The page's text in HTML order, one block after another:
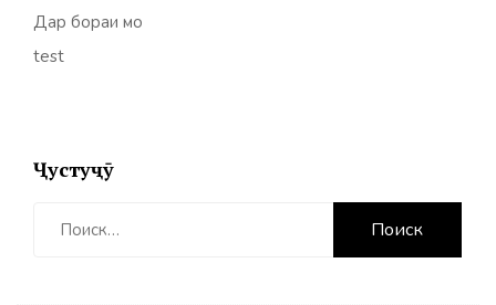
Дар бораи мо
test
Ҷустуҷӯ